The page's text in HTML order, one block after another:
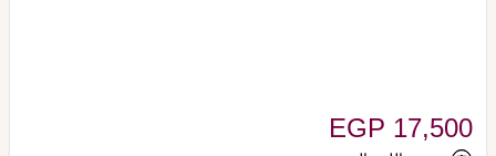
EGP 17,500